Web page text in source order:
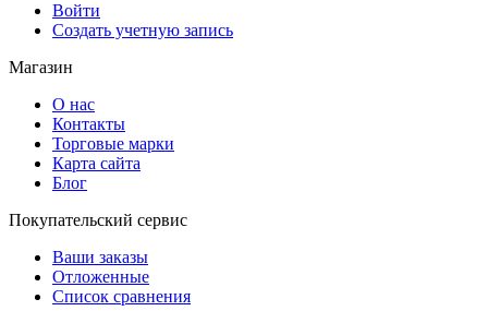
Войти
Создать учетную запись
Магазин
О нас
Контакты
Торговые марки
Карта сайта
Блог
Покупательский сервис
Ваши заказы
Отложенные
Список сравнения